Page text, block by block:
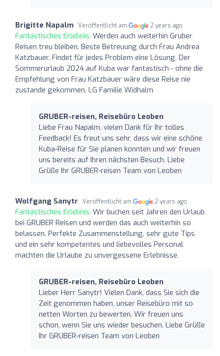
Brigitte Napalm Veröffentlicht am 2 years ago
Fantastisches Erlebnis: Werden auch weiterhin Gruber
Reisen treu bleiben. Beste Betreuung durch Frau Andrea
Katzbauer. Findet für jedes Problem eine Lösung. Der
Sommerurlaub 2024 auf Kuba war fantastisch - ohne die
Empfehlung von Frau Katzbauer wäre diese Reise nie
zustande gekommen. LG Familie Widhalm
GRUBER-reisen, Reisebüro Leoben
Liebe Frau Napalm, vielen Dank für Ihr tolles
Feedback! Es freut uns sehr, dass wir eine schöne
Kuba-Reise für Sie planen konnten und wir freuen
uns bereits auf Ihren nächsten Besuch. Liebe
Grüße Ihr GRUBER-reisen Team von Leoben
Wolfgang Sanytr Veröffentlicht am 2 years ago
Fantastisches Erlebnis: Wir buchen seit Jahren den Urlaub
bei GRUBER Reisen und werden das auch weiterhin so
belassen. Perfekte Zusammenstellung, sehr gute Tips
und ein sehr kompetentes und liebevolles Personal
machten die Urlaube zu unvergessene Erlebnisse.
GRUBER-reisen, Reisebüro Leoben
Lieber Herr Sanytr! Vielen Dank, dass Sie sich die
Zeit genommen haben, unser Reisebüro mit so
netten Worten zu bewerten. Wir freuen uns
schon, wenn Sie uns wieder besuchen. Liebe Grüße
Ihr GRUBER-reisen Team von Leoben